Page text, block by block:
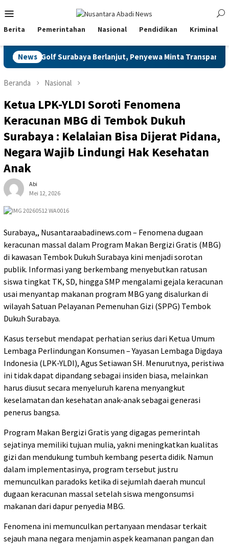
ke
kontenMobile
Berita Pemerintahan Nasional Pendidikan Kriminal
News
Surabaya Berlanjut, Penyewa Minta Transparansi Meter
Beranda Nasional
Ketua LPK-YLDI Soroti Fenomena
Keracunan MBG di Tembok Dukuh
Surabaya : Kelalaian Bisa Dijerat Pidana,
Negara Wajib Lindungi Hak Kesehatan
Anak
Abi
Mei 12, 2026
Surabaya,, Nusantaraabadinews.com – Fenomena dugaan
keracunan massal dalam Program Makan Bergizi Gratis (MBG)
di kawasan Tembok Dukuh Surabaya kini menjadi sorotan
publik. Informasi yang berkembang menyebutkan ratusan
siswa tingkat TK, SD, hingga SMP mengalami gejala keracunan
usai menyantap makanan program MBG yang disalurkan di
wilayah Satuan Pelayanan Pemenuhan Gizi (SPPG) Tembok
Dukuh Surabaya.
Kasus tersebut mendapat perhatian serius dari Ketua Umum
Lembaga Perlindungan Konsumen – Yayasan Lembaga Digdaya
Indonesia (LPK-YLDI), Agus Setiawan SH. Menurutnya, peristiwa
ini tidak dapat dipandang sebagai insiden biasa, melainkan
harus diusut secara menyeluruh karena menyangkut
keselamatan dan kesehatan anak-anak sebagai generasi
penerus bangsa.
Program Makan Bergizi Gratis yang digagas pemerintah
sejatinya memiliki tujuan mulia, yakni meningkatkan kualitas
gizi dan mendukung tumbuh kembang peserta didik. Namun
dalam implementasinya, program tersebut justru
memunculkan paradoks ketika di sejumlah daerah muncul
dugaan keracunan massal setelah siswa mengonsumsi
makanan dari dapur penyedia MBG.
Fenomena ini memunculkan pertanyaan mendasar terkait
sejauh mana negara menjamin aspek keamanan pangan dan